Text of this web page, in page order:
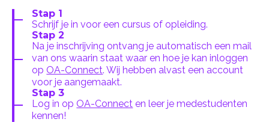
Stap 1
Schrijf je in voor een cursus of opleiding.
Stap 2
Na je inschrijving ontvang je automatisch een mail
van ons waarin staat waar en hoe je kan inloggen
op OA-Connect. Wij hebben alvast een account
voor je aangemaakt.
Stap 3
Log in op OA-Connect en leer je medestudenten
kennen!